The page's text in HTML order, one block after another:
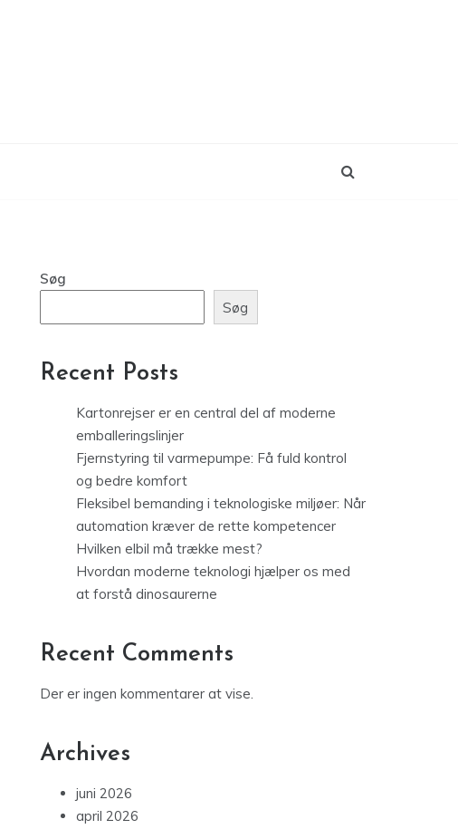
Søg
Søg
Recent Posts
Kartonrejser er en central del af moderne
emballeringslinjer
Fjernstyring til varmepumpe: Få fuld kontrol
og bedre komfort
Fleksibel bemanding i teknologiske miljøer: Når
automation kræver de rette kompetencer
Hvilken elbil må trække mest?
Hvordan moderne teknologi hjælper os med
at forstå dinosaurerne
Recent Comments
Der er ingen kommentarer at vise.
Archives
juni 2026
april 2026